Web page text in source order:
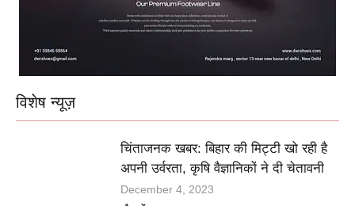
विशेष न्यूज़
चिंताजनक खबर: बिहार की मिट्टी खो रही है
अपनी उर्वरता, कृषि वैज्ञानिकों ने दी चेतावनी
December 4, 2023